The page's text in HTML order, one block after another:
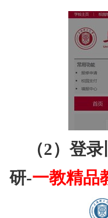
（2）登
研-一教精品